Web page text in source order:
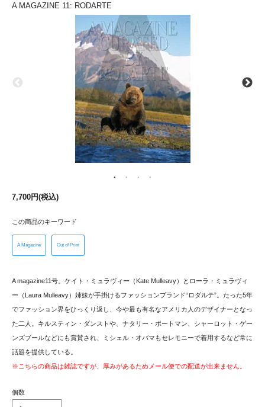
A MAGAZINE 11: RODARTE
7,700円(税込)
この商品のキーワード
A Magazine Out of Print
A magazine11号。ケイト・ミュラヴィー（Kate Mulleavy）とローラ・ミュラヴィ
ー（Laura Mulleavy）姉妹が手掛けるファッションブランド“ロダルテ”。たった5年
でファッション界をひっくり返し、今や最も有名なアメリカ人のデザイナーとなっ
た二人。キルスティン・ダンストや、ナタリー・ポートマン、シャーロット・ゲー
ンズブールなどにも賞賛され、ミシェル・オバマもセレモニーで着用するなど常に
話題を提供している。
※こちらの商品は雑誌ですが、厚みがあるためメール便での配送が出来ません。
個数